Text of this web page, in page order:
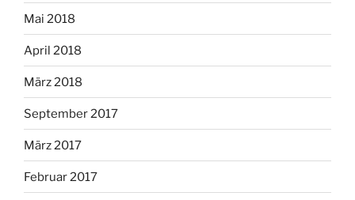
Mai 2018
April 2018
März 2018
September 2017
März 2017
Februar 2017